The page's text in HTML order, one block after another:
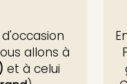
allons à
et à celui